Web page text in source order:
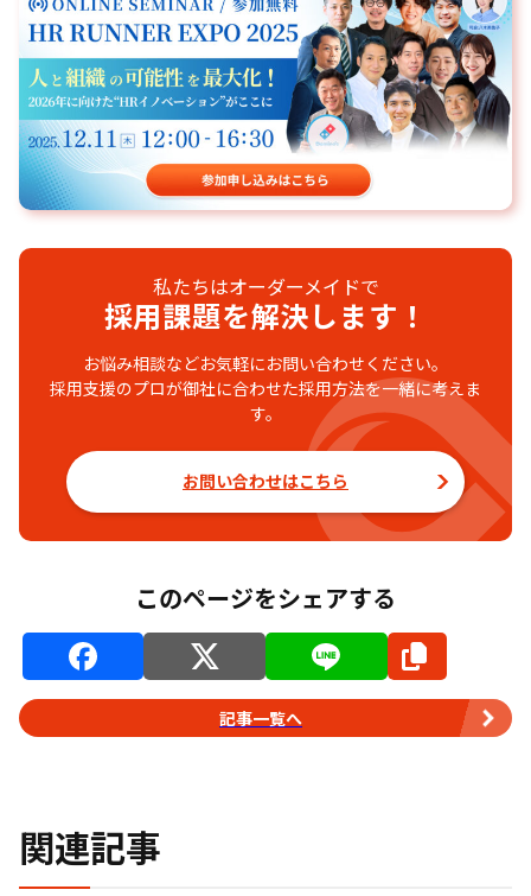
私たちはオーダーメイドで
採用課題を解決します！
お悩み相談などお気軽にお問い合わせください。
採用支援のプロが御社に合わせた採用方法を一緒に考えま
す。
お問い合わせはこちら
このページをシェアする
記事一覧へ
関連記事